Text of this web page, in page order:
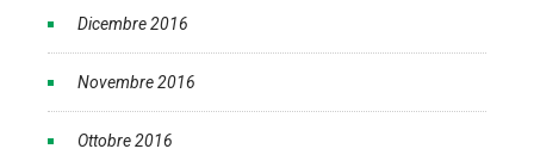
Dicembre 2016
Novembre 2016
Ottobre 2016